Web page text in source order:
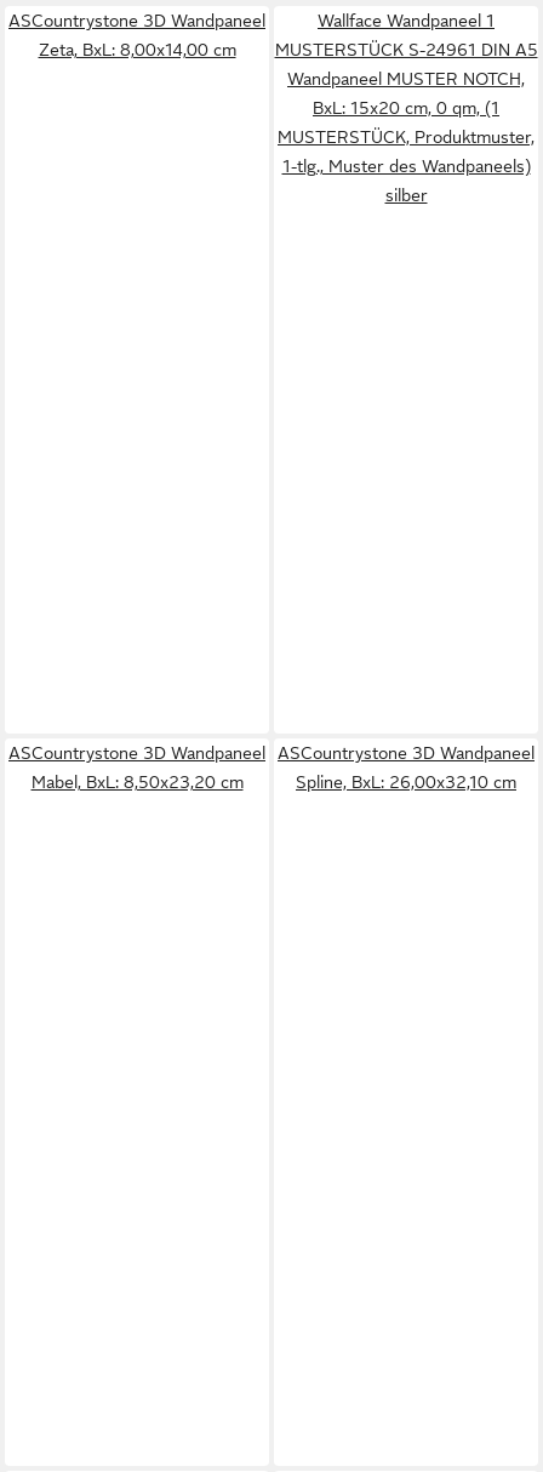
ASCountrystone 3D Wandpaneel
Zeta, BxL: 8,00x14,00 cm
Wallface Wandpaneel 1
MUSTERSTÜCK S-24961 DIN A5
Wandpaneel MUSTER NOTCH,
BxL: 15x20 cm, 0 qm, (1
MUSTERSTÜCK, Produktmuster,
1-tlg., Muster des Wandpaneels)
silber
ASCountrystone 3D Wandpaneel
Mabel, BxL: 8,50x23,20 cm
ASCountrystone 3D Wandpaneel
Spline, BxL: 26,00x32,10 cm